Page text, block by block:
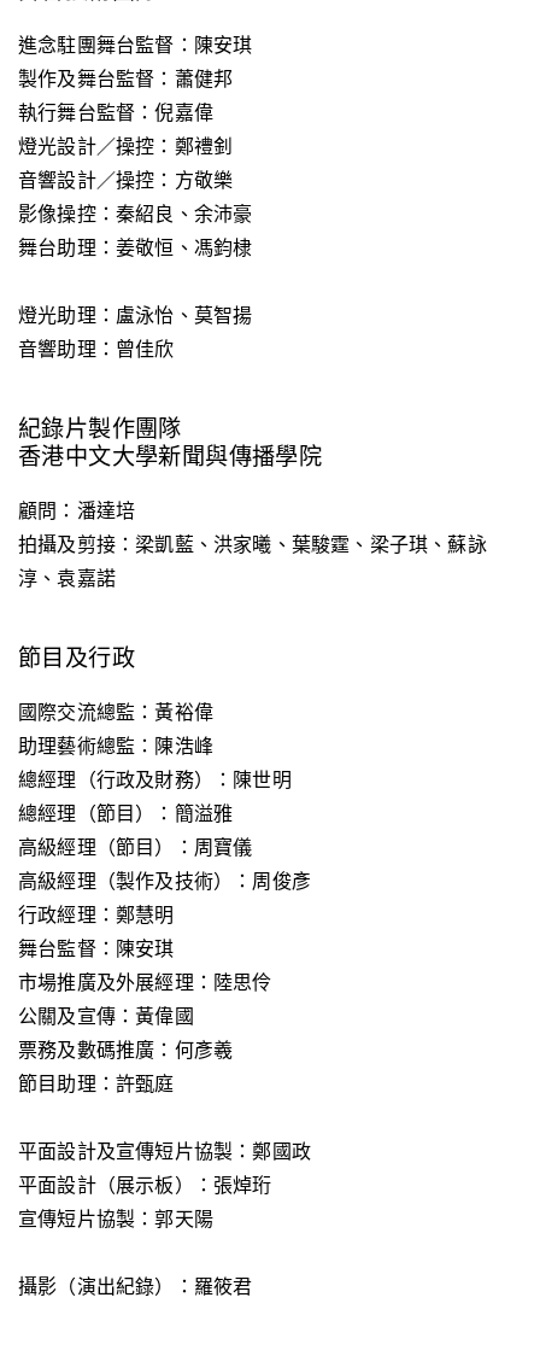
進念駐團舞台監督：陳安琪
製作及舞台監督​​​​​​​：蕭健邦
執行舞台監督：倪嘉偉
燈光設計／操控：鄭禮釗
音響設計／操控：方敬樂
影像操控：秦紹良、余沛豪
舞台助理：姜敬恒、馮鈞棣
燈光助理：盧泳怡、莫智揚
音響助理：曾佳欣
紀錄片製作團隊
香港中文大學新聞與傳播學院
顧問：潘達培
拍攝及剪接 ： 梁凱藍、洪家曦、葉駿霆、梁子琪、蘇詠
淳、袁嘉諾
節目及行政
國際交流總監：黃裕偉
助理藝術總監：陳浩峰
總經理（行政及財務）：​​​​陳世明
總經理（節目）：簡溢雅
高級經理（節目）：周寶儀
高級經理（製作及技術）：周俊彥
行政經理：鄭慧明
舞台監督：陳安琪
市場推廣及外展經理：陸思伶
公關及宣傳：黃偉國
票務及數碼推廣：何彥羲
節目助理：許甄庭
平面設計及宣傳短片協製：鄭國政
平面設計（展示板）
：張焯珩
宣傳短片協製：郭天陽
攝影（演出紀錄）：羅筱君